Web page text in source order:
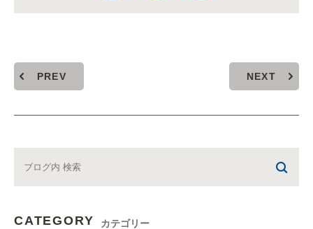
PREV NEXT
CATEGORY カテゴリー